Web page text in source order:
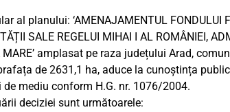
al planului: ‘AMENAJAMENTUL FONDULUI
SALE REGELUI MIHAI I AL ROMÂNIEI,
MARE’ amplasat pe raza județului Arad,
de 2631,1 ha, aduce la cunoștința
mediu conform H.G. nr. 1076/2004.
deciziei sunt următoarele: